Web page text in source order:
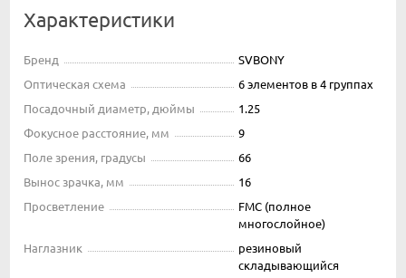
Характеристики
Бренд
SVBONY
Оптическая схема
6 элементов в 4 группах
Посадочный диаметр, дюймы
1.25
Фокусное расстояние, мм
9
Поле зрения, градусы
66
Вынос зрачка, мм
16
Просветление
FMC (полное
многослойное)
Наглазник
резиновый
складывающийся